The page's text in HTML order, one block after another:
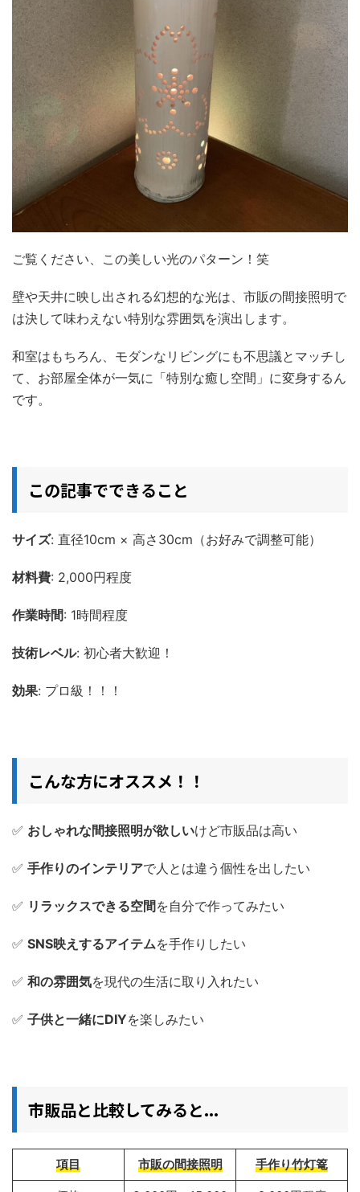
ご覧ください、この美しい光のパターン！笑
壁や天井に映し出される幻想的な光は、市販の間接照明で
は決して味わえない特別な雰囲気を演出します。
和室はもちろん、モダンなリビングにも不思議とマッチし
て、お部屋全体が一気に「特別な癒し空間」に変身するん
です。
この記事でできること
サイズ: 直径10cm × 高さ30cm（お好みで調整可能）
材料費: 2,000円程度
作業時間: 1時間程度
技術レベル: 初心者大歓迎！
効果: プロ級！！！
こんな方にオススメ！！
✅ おしゃれな間接照明が欲しいけど市販品は高い
✅ 手作りのインテリアで人とは違う個性を出したい
✅ リラックスできる空間 を自分で作ってみたい
✅ SNS映えするアイテムを手作りしたい
✅ 和の雰囲気を現代の生活に取り入れたい
✅ 子供と一緒にDIYを楽しみたい
市販品と比較してみると...
項目 市販の間接照明 手作り竹灯篭